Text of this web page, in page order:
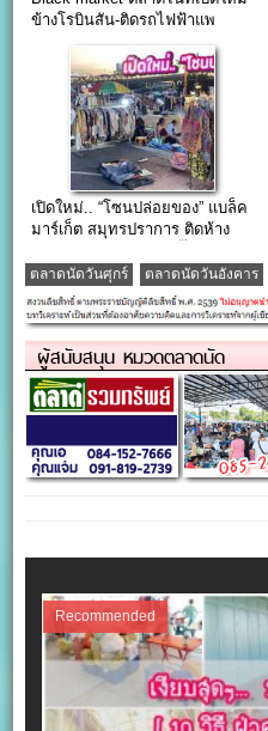
ข้างโรบินสัน-ติดรถไฟฟ้าแพ
เปิดใหม่.. “โซนปล่อยของ” แบล็ค
มาร์เก็ต สมุทรปราการ ติดห้าง
ตลาดนัดวันศุกร์ ตลาดนัดวันอังคาร
ผู้สนับสนุน หมวดตลาดนัด
Recommended